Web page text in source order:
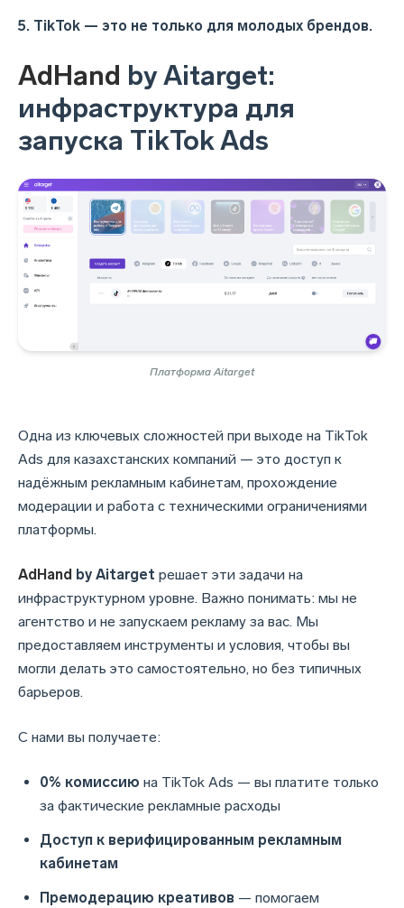
5. TikTok — это не только для молодых брендов.
AdHand by Aitarget:
инфраструктура для
запуска TikTok Ads
‍Платформа Aitarget
Одна из ключевых сложностей при выходе на TikTok
Ads для казахстанских компаний — это доступ к
надёжным рекламным кабинетам, прохождение
модерации и работа с техническими ограничениями
платформы.
AdHand by Aitarget решает эти задачи на
инфраструктурном уровне. Важно понимать: мы не
агентство и не запускаем рекламу за вас. Мы
предоставляем инструменты и условия, чтобы вы
могли делать это самостоятельно, но без типичных
барьеров.
С нами вы получаете:
0% комиссию на TikTok Ads — вы платите только
за фактические рекламные расходы
Доступ к верифицированным рекламным
кабинетам
Премодерацию креативов — помогаем